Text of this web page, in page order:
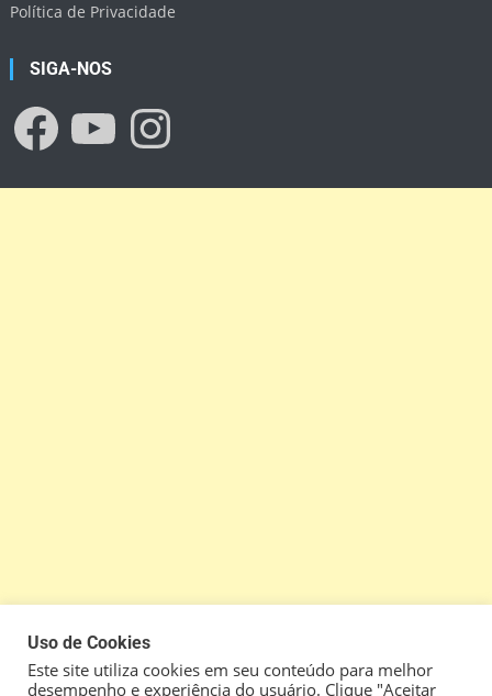
Política de Privacidade
SIGA-NOS
Uso de Cookies
Este site utiliza cookies em seu conteúdo para melhor
desempenho e experiência do usuário. Clique "Aceitar